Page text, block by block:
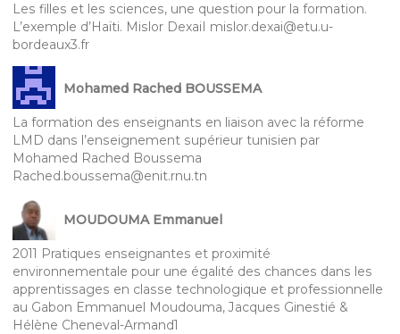
Les filles et les sciences, une question pour la formation.
L’exemple d’Haïti. Mislor DexaiI mislor.dexai@etu.u-
bordeaux3.fr
Mohamed Rached BOUSSEMA
La formation des enseignants en liaison avec la réforme
LMD dans l’enseignement supérieur tunisien par
Mohamed Rached Boussema
Rached.boussema@enit.rnu.tn
MOUDOUMA Emmanuel
2011 Pratiques enseignantes et proximité
environnementale pour une égalité des chances dans les
apprentissages en classe technologique et professionnelle
au Gabon Emmanuel Moudouma, Jacques Ginestié &
Hélène Cheneval-Armand1